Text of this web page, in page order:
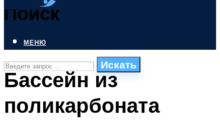
Поиск
Искать
ПЛАВАНЬЕ ДЛЯ ДЕТЕЙ
МЕНЮ
Бассейн из
поликарбоната